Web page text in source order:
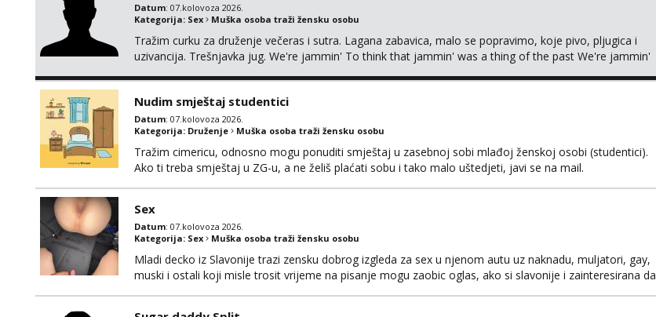
Datum: 07.kolovoza 2026.
Kategorija: Sex Muška osoba traži žensku osobu
Tražim curku za druženje večeras i sutra. Lagana zabavica, malo se popravimo, koje pivo, pljugica i
uzivancija. Trešnjavka jug. We're jammin' To think that jammin' was a thing of the past We're jammin'
Nudim smještaj studentici
Datum: 07.kolovoza 2026.
Kategorija: Druženje Muška osoba traži žensku osobu
Tražim cimericu, odnosno mogu ponuditi smještaj u zasebnoj sobi mlađoj ženskoj osobi (studentici).
Ako ti treba smještaj u ZG-u, a ne želiš plaćati sobu i tako malo uštedjeti, javi se na mail.
Sex
Datum: 07.kolovoza 2026.
Kategorija: Sex Muška osoba traži žensku osobu
Mladi decko iz Slavonije trazi zensku dobrog izgleda za sex u njenom autu uz naknadu, muljatori, gay,
muski i ostali koji misle trosit vrijeme na pisanje mogu zaobic oglas, ako si slavonije i zainteresirana da